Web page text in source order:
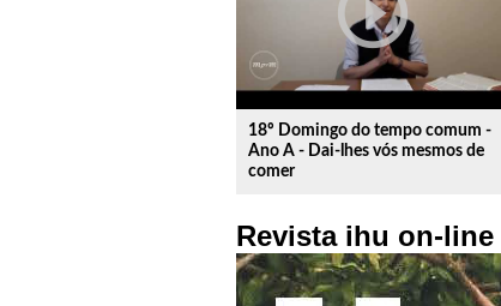
18º Domingo do tempo comum -
Ano A - Dai-lhes vós mesmos de
comer
Revista ihu on-line